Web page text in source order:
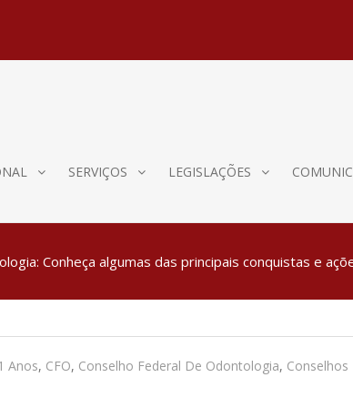
SERVIÇOS LEGISLAÇÕES
Conheça algumas das principais conquistas e
Anos, CFO, Conselho Federal De Odontologia,